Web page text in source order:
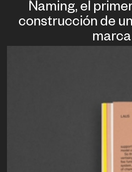
Naming, el
construcción de
marca